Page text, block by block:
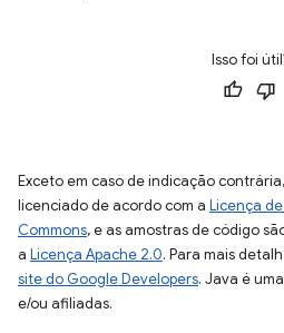
Isso foi
Exceto em caso de indicação
licenciado de acordo com a Licença
Commons, e as amostras de código
a Licença Apache 2.0. Para mais
site do Google Developers. Java é
e/ou afiliadas.